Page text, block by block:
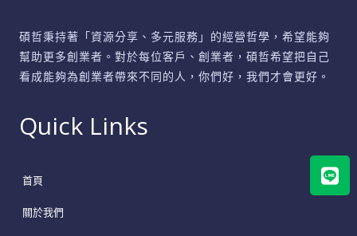
碩哲秉持著「資源分享、多元服務」的經營哲學，希望能夠
幫助更多創業者。對於每位客戶、創業者，碩哲希望把自己
看成能夠為創業者帶來不同的人，你們好，我們才會更好。
Quick Links
首頁
關於我們